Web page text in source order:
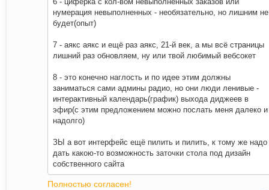
нумерация невыполненных - необязательно, но лишним не
будет(опыт)
7 - аякс аякс и ещё раз аякс, 21-й век, а мы всё страницы
лишний раз обновляем, ну или твой любимый вебсокет
8 - это конечно наглость и по идее этим должны
заниматься сами админы радио, но они люди ленивые -
интерактивный календарь(график) выхода диджеев в
эфир(с этим предложением можно послать меня далеко и
надолго)
ЗЫ а вот интерфейс ещё пилить и пилить, к тому же надо
дать какою-то возможность заточки стола под дизайн
собственного сайта
Полностью согласен!